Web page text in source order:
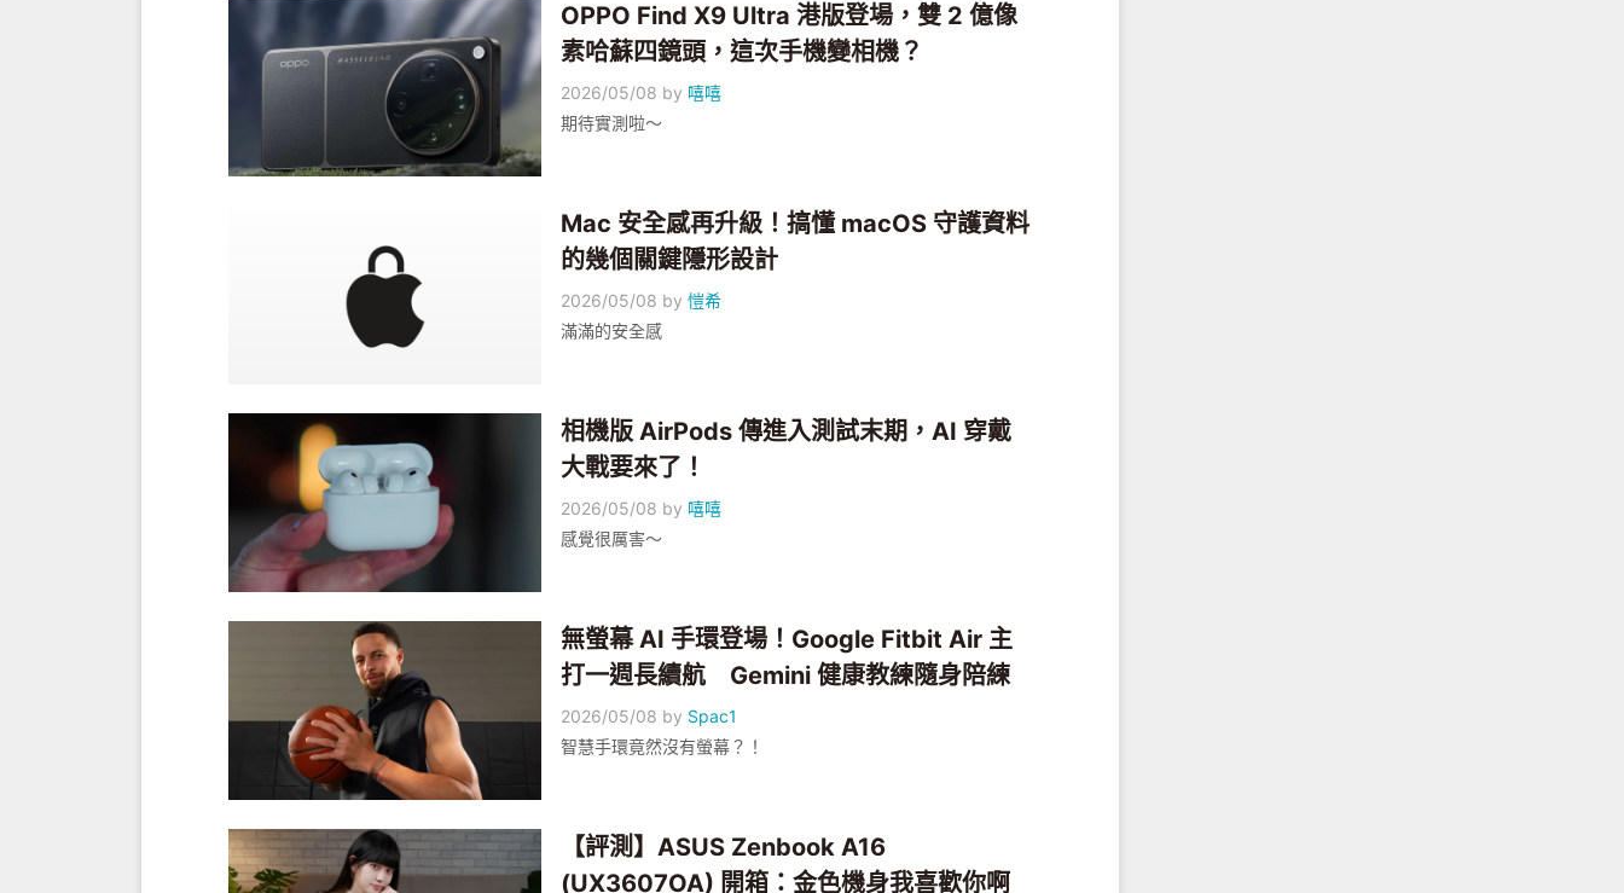
OPPO Find X9 Ultra 港版登場，雙 2 億像
素哈蘇四鏡頭，這次手機變相機？
2026/05/08 by 嘻嘻
期待實測啦～
Mac 安全感再升級！搞懂 macOS 守護資料
的幾個關鍵隱形設計
2026/05/08 by愷希
滿滿的安全感
相機版 AirPods 傳進入測試末期，AI 穿戴
大戰要來了！
2026/05/08 by 嘻嘻
感覺很厲害～
無螢幕 AI 手環登場！Google Fitbit Air 主
打一週長續航 Gemini 健康教練隨身陪練
2026/05/08 by Spac1
​智慧手環竟然沒有螢幕？！
【評測】ASUS Zenbook A16
(UX3607OA) 開箱：金色機身我喜歡你啊